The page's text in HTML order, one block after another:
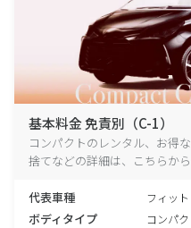
基本料金 免責別（C-1）
コンパクトのレンタル、お得
捨てなどの詳細は、こちらか
代表車種 フィッ
ボディタイプ コンパク